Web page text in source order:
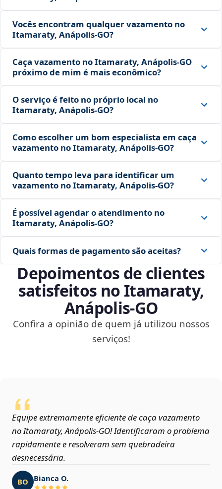
Vocês encontram qualquer vazamento no
Itamaraty, Anápolis‑GO?
Caça vazamento no Itamaraty, Anápolis‑GO
próximo de mim é mais econômico?
O serviço é feito no próprio local no
Itamaraty, Anápolis‑GO?
Como escolher um bom especialista em caça
vazamento no Itamaraty, Anápolis‑GO?
Quanto tempo leva para identificar um
vazamento no Itamaraty, Anápolis‑GO?
É possível agendar o atendimento no
Itamaraty, Anápolis‑GO?
Quais formas de pagamento são aceitas?
Depoimentos de clientes
satisfeitos no Itamaraty,
Anápolis‑GO
Confira a opinião de quem já utilizou nossos
serviços!
Equipe extremamente eficiente de caça vazamento
no Itamaraty, Anápolis‑GO! Identificaram o problema
rapidamente e resolveram sem quebradeira
desnecessária.
BO Bianca O.